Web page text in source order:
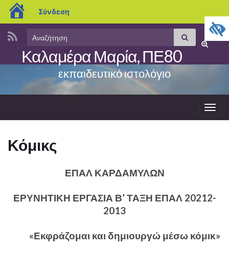
blogs.sch.gr
Σύνδεση
Search
Αναζήτηση
Καλαμέρα Μαρία, ΠΕ80
εκπαιδευτικό ιστολόγιο
Κόμικς
ΕΠΑΛ ΚΑΡΔΑΜΥΛΩΝ
ΕΡΥΝΗΤΙΚΗ ΕΡΓΑΣΙΑ Β’ ΤΑΞΗ ΕΠΑΛ 20212-
2013
«Εκφράζομαι και δημιουργώ μέσω κόμικ»